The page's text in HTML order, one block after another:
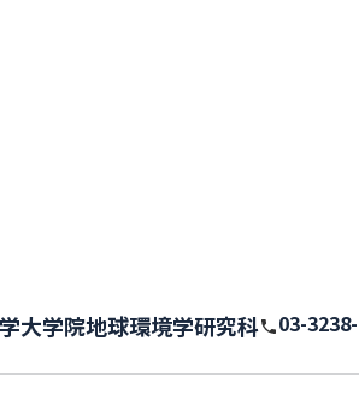
大学院地球環境学研究科 03-